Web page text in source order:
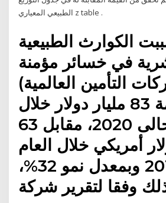
الطبيعي المعياري z table .
الكوارث الطبيعية
في خسائر مؤمنة
التأمين العالمية)
عالمية بقيمة 83 مليار دولار خلال
العام الحالى 2020، مقابل 63
أمريكي خلال العام
الماضى 2019 وبمعدل نمو 32%،
وفقا لتقرير شركة